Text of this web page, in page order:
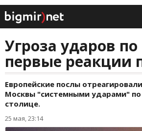
Угроза ударов
первые реакции
Европейские послы
Москвы "системными ударами" по
столице.
25 мая, 23:14